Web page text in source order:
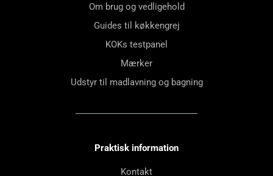
Om brug og vedligehold
Guides til køkkengrej
KOKs testpanel
Mærker
Udstyr til madlavning og bagning
Praktisk information
Kontakt